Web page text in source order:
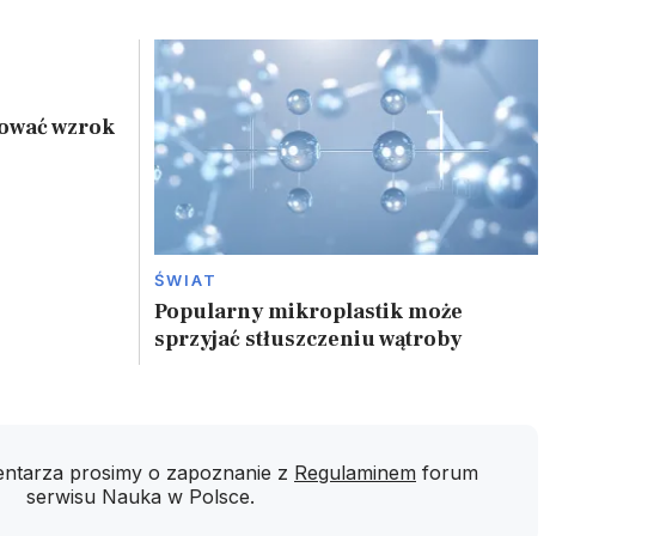
wzrok
ŚWIAT
Popularny mikroplastik może
sprzyjać stłuszczeniu wątroby
prosimy o zapoznanie z Regulaminem forum
serwisu Nauka w Polsce.